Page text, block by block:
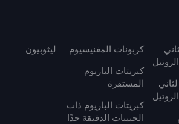
كربونات المغنيسيوم
كبريتات الباريوم
المستقرة
كبريتات الباريوم ذات
الحبيبات الدقيقة جدًا
ليثوبيون